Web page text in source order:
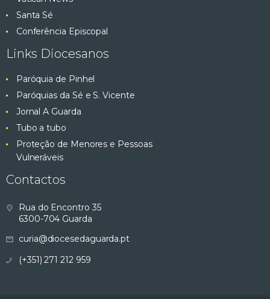
Santa Sé
Conferência Episcopal
Links Diocesanos
Paróquia de Pinhel
Paróquias da Sé e S. Vicente
Jornal A Guarda
Tubo a tubo
Proteção de Menores e Pessoas
Vulneráveis
Contactos
Rua do Encontro 35
6300-704 Guarda
curia@diocesedaguarda.pt
(+351) 271 212 959